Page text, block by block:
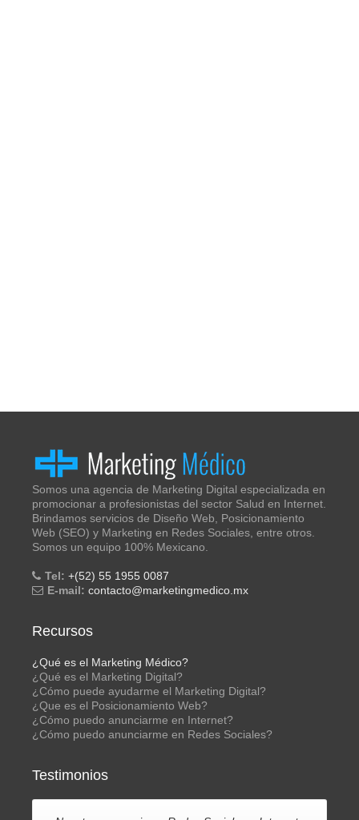
Somos una agencia de Marketing Digital especializada en
promocionar a profesionistas del sector Salud en Internet.
Brindamos servicios de Diseño Web, Posicionamiento
Web (SEO) y Marketing en Redes Sociales, entre otros.
Somos un equipo 100% Mexicano.
Tel: +(52) 55 1955 0087
E-mail: contacto@marketingmedico.mx
Recursos
¿Qué es el Marketing Médico?
¿Qué es el Marketing Digital?
¿Cómo puede ayudarme el Marketing Digital?
¿Que es el Posicionamiento Web?
¿Cómo puedo anunciarme en Internet?
¿Cómo puedo anunciarme en Redes Sociales?
Testimonios